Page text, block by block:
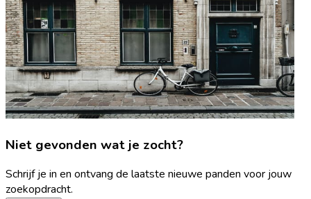
Niet gevonden wat je zocht?
Schrijf je in en ontvang de laatste nieuwe panden voor jouw
zoekopdracht.